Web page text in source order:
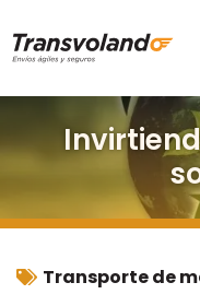
Transporte de